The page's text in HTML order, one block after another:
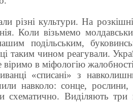
різні культури. На
Коли візьмемо
подільським,
таким чином реагували.
в міфологію
«списані» з
навколо: сонце, рослини,
Виділяють три